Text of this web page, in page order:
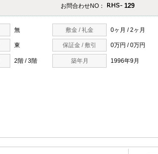
お問合わせNO： 129
無 敷金 / 礼金 0ヶ月 / 2ヶ月
東 保証金 / 敷引 0万円 / 0万円
2階 / 3階 築年月 1996年9月